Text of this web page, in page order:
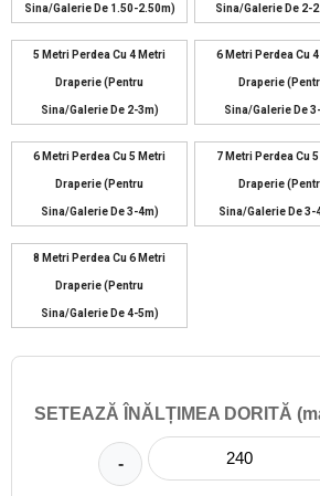
Sina/galerie De 1.50-2.50m) Sina/galerie De 2-
5 Metri Perdea Cu 4 Metri
Draperie (pentru
Sina/galerie De 2-3m)
6 Metri Perdea Cu
Draperie
Sina/galerie De
6 Metri Perdea Cu 5 Metri
Draperie (pentru
Sina/galerie De 3-4m)
7 Metri Perdea Cu
Draperie
Sina/galerie De 3-
8 Metri Perdea Cu 6 Metri
Draperie (pentru
Sina/galerie De 4-5m)
SETEAZĂ ÎNĂLȚIMEA DORITĂ
-